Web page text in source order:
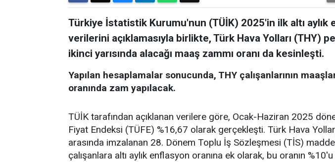
Türkiye İstatistik Kurumu'nun (TÜİK) 2025'in ilk altı aylık
verilerini açıklamasıyla birlikte, Türk Hava Yolları (THY)
ikinci yarısında alacağı maaş zammı oranı da kesinleşti.
Yapılan hesaplamalar sonucunda, THY çalışanlarının
oranında zam yapılacak.
TÜİK tarafından açıklanan verilere göre, Ocak-Haziran 2025
Fiyat Endeksi (TÜFE) %16,67 olarak gerçekleşti. Türk Hava
arasında imzalanan 28. Dönem Toplu İş Sözleşmesi (TİS)
çalışanlara altı aylık enflasyon oranına ek olarak, bu oranın